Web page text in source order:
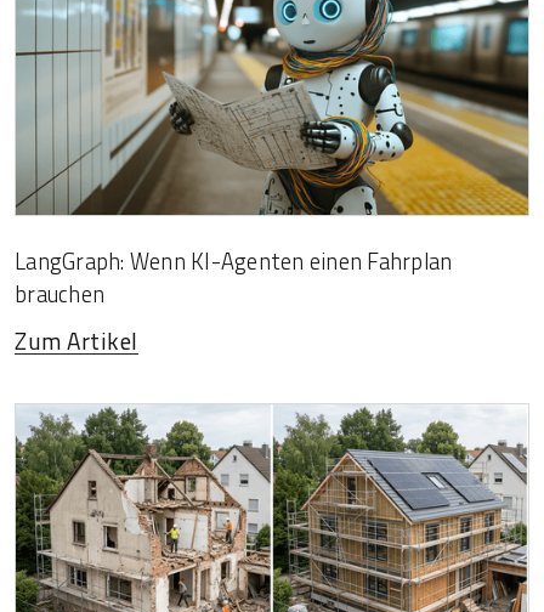
LangGraph: Wenn KI-Agenten einen Fahrplan
brauchen
Zum Artikel